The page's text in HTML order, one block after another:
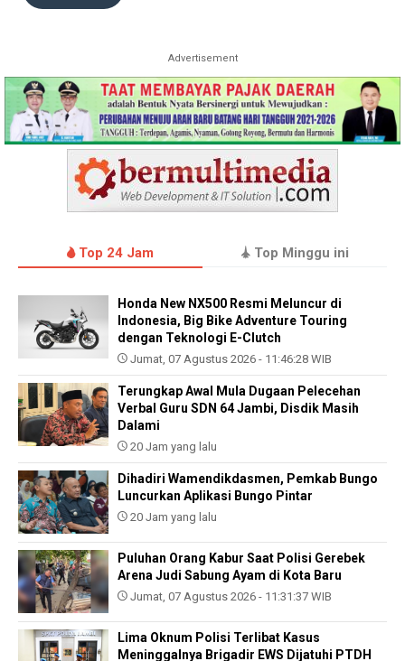
Advertisement
Top 24 Jam Top Minggu ini
Honda New NX500 Resmi Meluncur di
Indonesia, Big Bike Adventure Touring
dengan Teknologi E-Clutch
Jumat, 07 Agustus 2026 - 11:46:28 WIB
Terungkap Awal Mula Dugaan Pelecehan
Verbal Guru SDN 64 Jambi, Disdik Masih
Dalami
20 Jam yang lalu
Dihadiri Wamendikdasmen, Pemkab Bungo
Luncurkan Aplikasi Bungo Pintar
20 Jam yang lalu
Puluhan Orang Kabur Saat Polisi Gerebek
Arena Judi Sabung Ayam di Kota Baru
Jumat, 07 Agustus 2026 - 11:31:37 WIB
Lima Oknum Polisi Terlibat Kasus
Meninggalnya Brigadir EWS Dijatuhi PTDH